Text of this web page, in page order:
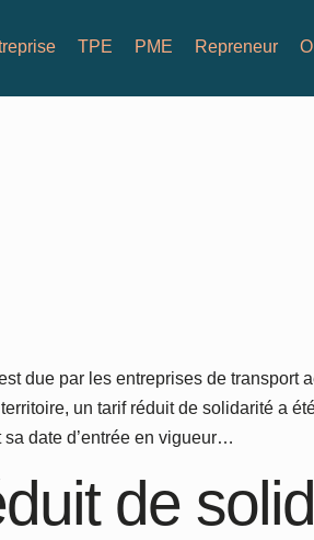
TPE PME Repreneur
due par les entreprises de
un tarif réduit de solidarité a
date d’entrée en vigueur…
de